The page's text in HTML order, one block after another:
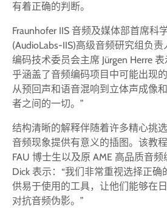
有着正确的判断。
Fraunhofer IIS 音频及媒体部首席科
(AudioLabs-IIS)高级音频研究组负责
编码技术委员会主席 Jürgen Herre
乎涵盖了音频编码项目中可能出现
从预回声和语音混响到立体声成像
者之间的一切。”
结构清晰的解释伴随着许多精心挑
音频现象提供有意义的插图。该教
FAU 博士生以及原 AME 高品质音频
Dick 表示：“我们非常重视选择正
供易于使用的工具，让他们能够在
对抗音频伪影。”